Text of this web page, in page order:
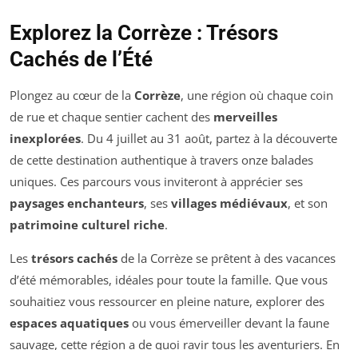
Explorez la Corrèze : Trésors
Cachés de l’Été
Plongez au cœur de la Corrèze, une région où chaque coin
de rue et chaque sentier cachent des merveilles
inexplorées. Du 4 juillet au 31 août, partez à la découverte
de cette destination authentique à travers onze balades
uniques. Ces parcours vous inviteront à apprécier ses
paysages enchanteurs, ses villages médiévaux, et son
patrimoine culturel riche.
Les trésors cachés de la Corrèze se prêtent à des vacances
d’été mémorables, idéales pour toute la famille. Que vous
souhaitiez vous ressourcer en pleine nature, explorer des
espaces aquatiques ou vous émerveiller devant la faune
sauvage, cette région a de quoi ravir tous les aventuriers. En